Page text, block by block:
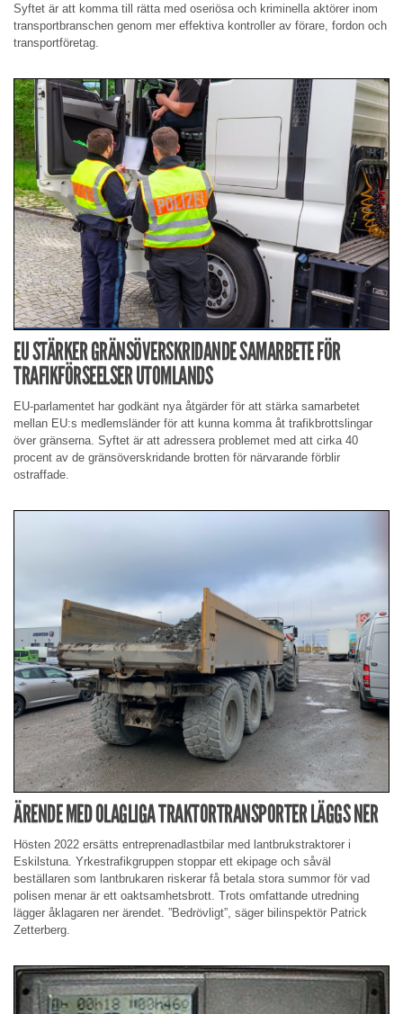
Syftet är att komma till rätta med oseriösa och kriminella aktörer inom
transportbranschen genom mer effektiva kontroller av förare, fordon och
transportföretag.
EU STÄRKER GRÄNSÖVERSKRIDANDE SAMARBETE FÖR
TRAFIKFÖRSEELSER UTOMLANDS
EU-parlamentet har godkänt nya åtgärder för att stärka samarbetet
mellan EU:s medlemsländer för att kunna komma åt trafikbrottslingar
över gränserna. Syftet är att adressera problemet med att cirka 40
procent av de gränsöverskridande brotten för närvarande förblir
ostraffade.
ÄRENDE MED OLAGLIGA TRAKTORTRANSPORTER LÄGGS NER
Hösten 2022 ersätts entreprenadlastbilar med lantbrukstraktorer i
Eskilstuna. Yrkestrafikgruppen stoppar ett ekipage och såväl
beställaren som lantbrukaren riskerar få betala stora summor för vad
polisen menar är ett oaktsamhetsbrott. Trots omfattande utredning
lägger åklagaren ner ärendet. ”Bedrövligt”, säger bilinspektör Patrick
Zetterberg.